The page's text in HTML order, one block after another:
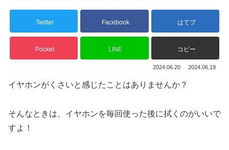
Twitter Facebook はてブ
Pocket LINE コピー
2024.06.20 2024.06.19
イヤホンがくさいと感じたことはありませんか？
そんなときは、イヤホンを毎回使った後に拭くのがいいで
すよ！